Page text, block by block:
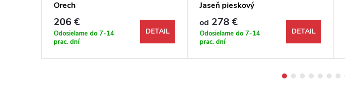
Orech
206 €
Odosielame do 7-14
prac. dní
DETAIL
Jaseň pieskový
od 278 €
Odosielame do 7-14
prac. dní
DETAIL